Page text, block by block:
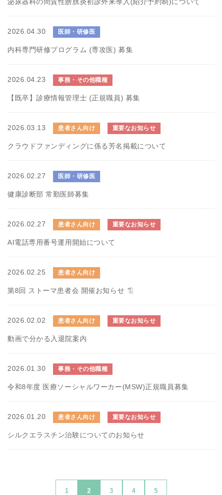
2026.04.30 医師・研修医
内科専門研修プログラム (専攻医) 募集
2026.04.23 事務・その他職種
【既卒】診療情報管理士 (正規職員) 募集
2026.03.13 患者さん向け 重要なお知らせ
クラウドファンディングに係る芳名掲載について
2026.02.27 医師・研修医
健康診断部 常勤医師募集
2026.02.27 患者さん向け 重要なお知らせ
AI電話専用番号運用開始について
2026.02.25 患者さん向け
第8回 ストーマ患者会 開催お知らせ
2026.02.02 患者さん向け 重要なお知らせ
動画で分かる入退院案内
2026.01.30 事務・その他職種
令和8年度 医療ソーシャルワーカー(MSW)正規職員募集
2026.01.20 患者さん向け 重要なお知らせ
シルクエラスチン治験についてのお知らせ
1 2 3 4 5